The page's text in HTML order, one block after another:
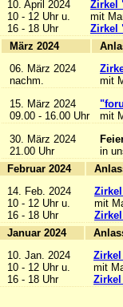
10. April 2024
10 - 12 Uhr u.
16 - 18 Uhr
Zirkel
mit
Zirkel
März 2024
06. März 2024
nachm.
mit
15. März 2024
09.00 - 16.00 Uhr
mit
30. März 2024
21.00 Uhr
in
Februar 2024
14. Feb. 2024
10 - 12 Uhr u.
16 - 18 Uhr
mit
Januar 2024
10. Jan. 2024
10 - 12 Uhr u.
16 - 18 Uhr
mit